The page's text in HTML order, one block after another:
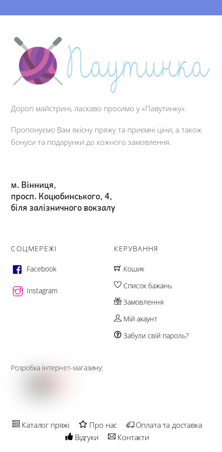
Дорогі майстрині, ласкаво просимо у «Павутинку».
Пропонуємо Вам якісну пряжу та приємні ціни, а також
бонуси та подарунки до кожного замовлення.
м. Вінниця,
просп. Коцюбинського, 4,
біля залізничного вокзалу
СОЦМЕРЕЖІ
Facebook
Instagram
КЕРУВАННЯ
Кошик
Список бажань
Замовлення
Мій акаунт
Забули свій пароль?
Розробка інтернет-магазину:
Каталог пряжі Про нас
Оплата та доставка
Відгуки
Контакти